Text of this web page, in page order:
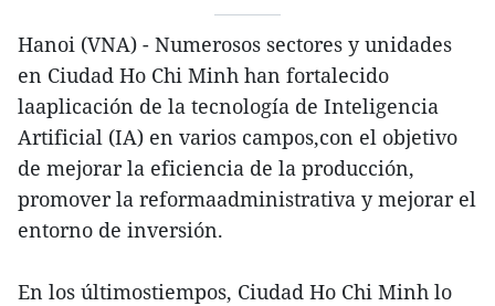
Hanoi (VNA) - Numerosos sectores y unidades
en Ciudad Ho Chi Minh han fortalecido
laaplicación de la tecnología de Inteligencia
Artificial (IA) en varios campos,con el objetivo
de mejorar la eficiencia de la producción,
promover la reformaadministrativa y mejorar el
entorno de inversión.
En los últimostiempos, Ciudad Ho Chi Minh lo